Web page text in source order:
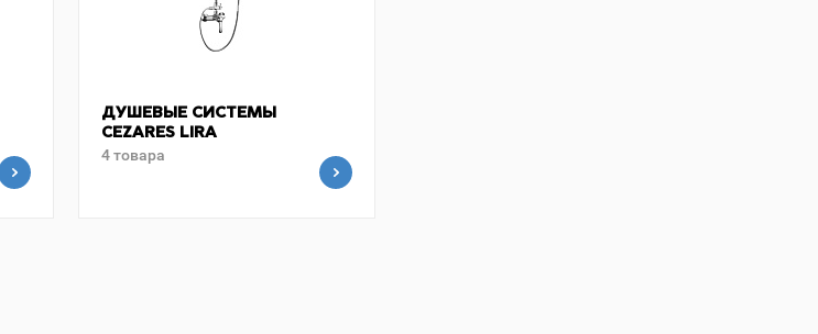
ДУШЕВЫЕ СИСТЕМЫ
CEZARES LIRA
4 товара